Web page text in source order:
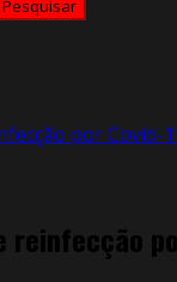
por Covid-
reinfecção